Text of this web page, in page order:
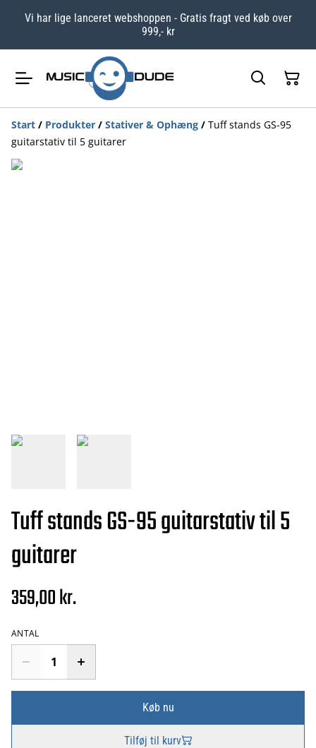
Vi har lige lanceret webshoppen - Gratis fragt ved køb over
999,- kr
Start / Produkter / Stativer & Ophæng / Tuff stands GS-95
guitarstativ til 5 guitarer
Tuff stands GS-95 guitarstativ til 5
guitarer
359,00 kr.
ANTAL
Køb nu
Tilføj til kurv